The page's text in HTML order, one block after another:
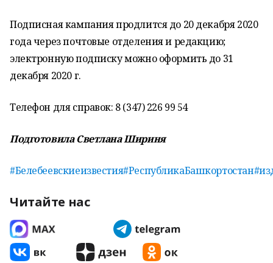
Подписная кампания продлится до 20 декабря 2020
года через почтовые отделения и редакцию;
электронную подписку можно оформить до 31
декабря 2020 г.
Телефон для справок: 8 (347) 226 99 54
Подготовила Светлана Шириня
#Белебеевскиеизвестия#РеспубликаБашкортостан
Читайте нас